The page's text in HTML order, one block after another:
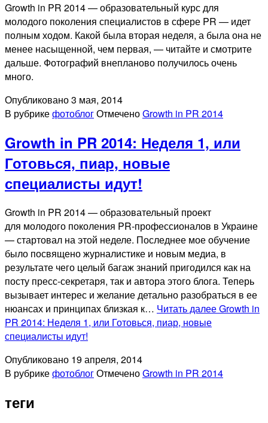
Growth in PR 2014 — образовательный курс для
молодого поколения специалистов в сфере PR — идет
полным ходом. Какой была вторая неделя, а была она не
менее насыщенной, чем первая, — читайте и смотрите
дальше. Фотографий внепланово получилось очень
много.
Опубликовано3 мая, 2014
В рубрикефотоблогОтмеченоGrowth in PR 2014
Growth in PR 2014: Неделя 1, или
Готовься, пиар, новые
специалисты идут!
Growth in PR 2014 — образовательный проект
для молодого поколения PR-профессионалов в Украине
— стартовал на этой неделе. Последнее мое обучение
было посвящено журналистике и новым медиа, в
результате чего целый багаж знаний пригодился как на
посту пресс-секретаря, так и автора этого блога. Теперь
вызывает интерес и желание детально разобраться в ее
нюансах и принципах близкая к… Читать далееGrowth in
PR 2014: Неделя 1, или Готовься, пиар, новые
специалисты идут!
Опубликовано 19 апреля, 2014
В рубрикефотоблогОтмеченоGrowth in PR 2014
теги